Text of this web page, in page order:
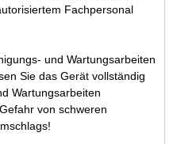
Fachpersonal
und Wartungsarbeiten
Sie das Gerät vollständig
Wartungsarbeiten
von schweren